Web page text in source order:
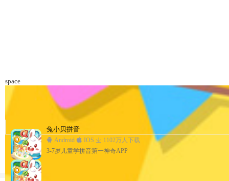
space
兔小贝儿童故事
Android IOS
1069万人下载
儿童故事专业版，海量精选专题！
兔小贝拼音
Android IOS
1102万人下载
3-7岁儿童学拼音第一神奇APP
兔小贝—与孩子亲密互动
Android IOS
1235万人下载
早教益智游戏，陪宝宝一起快乐成长！
兔小贝儿歌
Android IOS
1203万人下载
儿歌、故事、国学、识字原创动画视频！
兔小贝儿童故事
Android IOS
1069万人下载
儿童故事专业版，海量精选专题！
兔小贝拼音
Android IOS
1102万人下载
3-7岁儿童学拼音第一神奇APP